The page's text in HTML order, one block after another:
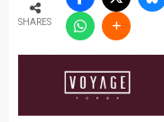
SHARES